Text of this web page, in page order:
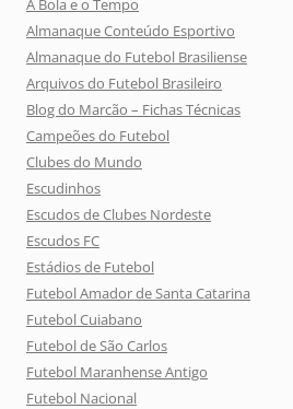
A Bola e o Tempo
Almanaque Conteúdo Esportivo
Almanaque do Futebol Brasiliense
Arquivos do Futebol Brasileiro
Blog do Marcão – Fichas Técnicas
Campeões do Futebol
Clubes do Mundo
Escudinhos
Escudos de Clubes Nordeste
Escudos FC
Estádios de Futebol
Futebol Amador de Santa Catarina
Futebol Cuiabano
Futebol de São Carlos
Futebol Maranhense Antigo
Futebol Nacional